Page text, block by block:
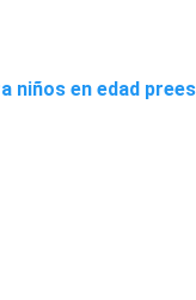
niños en edad